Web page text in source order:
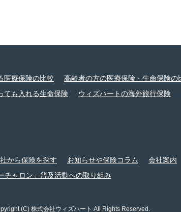
医療保険の比較
高齢者の方の医療保険・生命保険の
ても入れる生命保険 ウィズハートの海外旅行保険
から保険を探す お知らせや保険コラム 会社案内
チャロン」普及活動への取り組み
(C) 株式会社ウィズハート All Rights Reserved.